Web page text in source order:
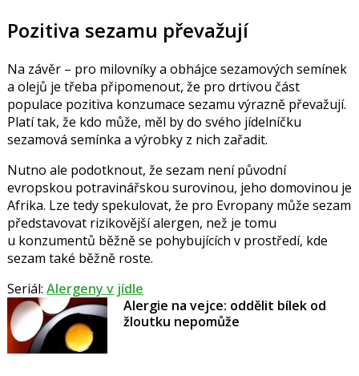
Pozitiva sezamu převažují
Na závěr – pro milovníky a obhájce sezamových semínek
a olejů je třeba připomenout, že pro drtivou část
populace pozitiva konzumace sezamu výrazně převažují.
Platí tak, že kdo může, měl by do svého jídelníčku
sezamová semínka a výrobky z nich zařadit.
Nutno ale podotknout, že sezam není původní
evropskou potravinářskou surovinou, jeho domovinou je
Afrika. Lze tedy spekulovat, že pro Evropany může sezam
představovat rizikovější alergen, než je tomu
u konzumentů běžně se pohybujících v prostředí, kde
sezam také běžně roste.
Seriál: Alergeny v jídle
Alergie na vejce: oddělit bílek od
žloutku nepomůže